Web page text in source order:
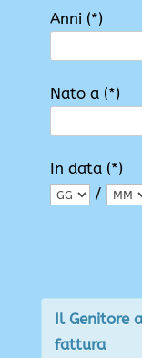
Anni (*)
Nato a (*)
In data (*)
/
Il Genitore
fattura